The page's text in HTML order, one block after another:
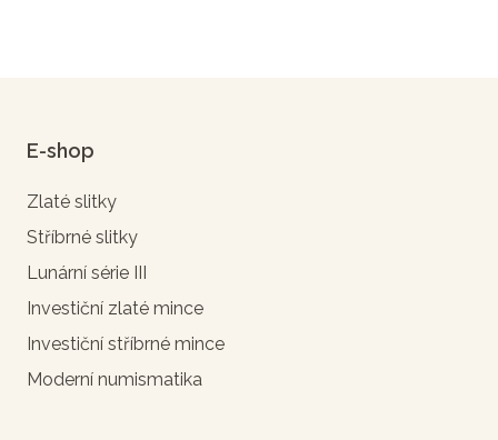
E-shop
Zlaté slitky
Stříbrné slitky
Lunární série III
Investiční zlaté mince
Investiční stříbrné mince
Moderní numismatika